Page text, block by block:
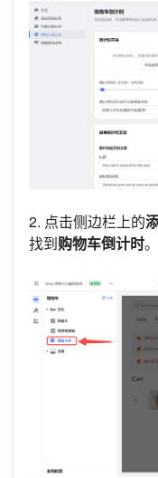
2. 点击侧边栏上的
找到购物车倒计时。